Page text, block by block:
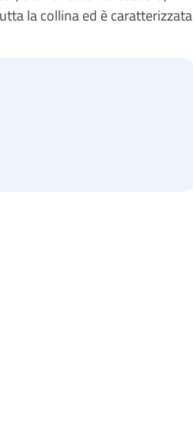
la collina ed è caratterizzata